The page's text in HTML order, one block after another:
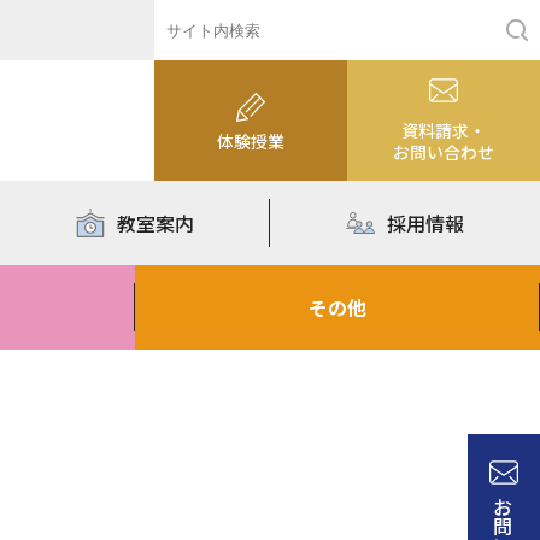
体験授業
資料請求・
お問い合わせ
教室案内 採用情報
その他
お
問